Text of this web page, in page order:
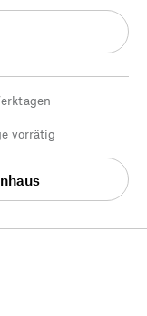
vorrätig